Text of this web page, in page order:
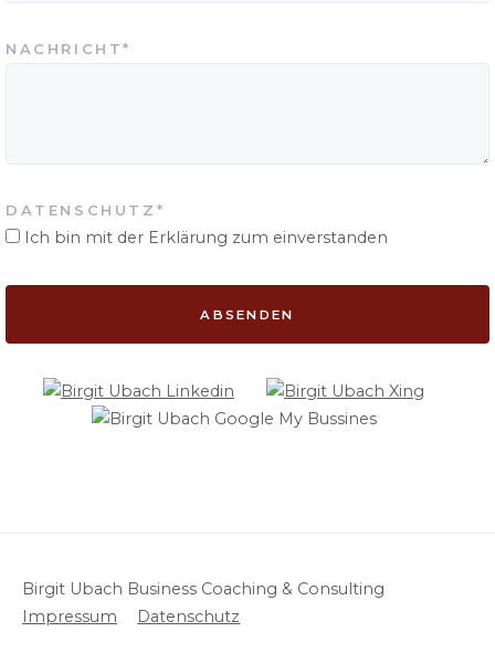
PFLICHTFELD
NACHRICHT*
PFLICHTFELD
DATENSCHUTZ *
Ich bin mit der Erklärung zum einverstanden
ABSENDEN
Birgit Ubach Business Coaching & Consulting
Impressum
Datenschutz